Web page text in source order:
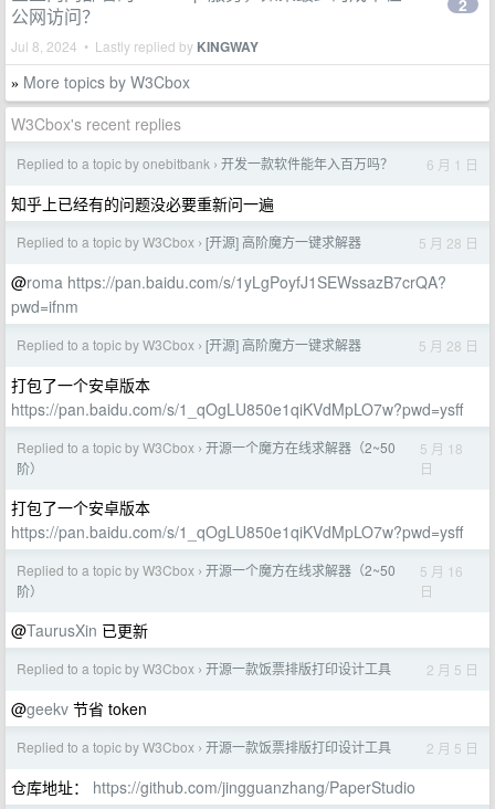
公网访问？
Jul 8, 2024 • Lastly replied by KINGWAY
2
» More topics by W3Cbox
W3Cbox's recent replies
Replied to a topic by onebitbank › 开发一款软件能年入百万吗？ 6 月 1 日
知乎上已经有的问题没必要重新问一遍
Replied to a topic by W3Cbox › [开源] 高阶魔方一键求解器 5 月 28 日
@roma https://pan.baidu.com/s/1yLgPoyfJ1SEWssazB7crQA?
pwd=ifnm
Replied to a topic by W3Cbox › [开源] 高阶魔方一键求解器 5 月 28 日
打包了一个安卓版本
https://pan.baidu.com/s/1_qOgLU850e1qiKVdMpLO7w?pwd=ysff
Replied to a topic by W3Cbox › 开源一个魔方在线求解器（2~50
阶）
5 月 18
日
打包了一个安卓版本
https://pan.baidu.com/s/1_qOgLU850e1qiKVdMpLO7w?pwd=ysff
Replied to a topic by W3Cbox › 开源一个魔方在线求解器（2~50
阶）
5 月 16
日
@TaurusXin 已更新
Replied to a topic by W3Cbox › 开源一款饭票排版打印设计工具 2 月 5 日
@geekv 节省 token
Replied to a topic by W3Cbox › 开源一款饭票排版打印设计工具 2 月 5 日
仓库地址： https://github.com/jingguanzhang/PaperStudio